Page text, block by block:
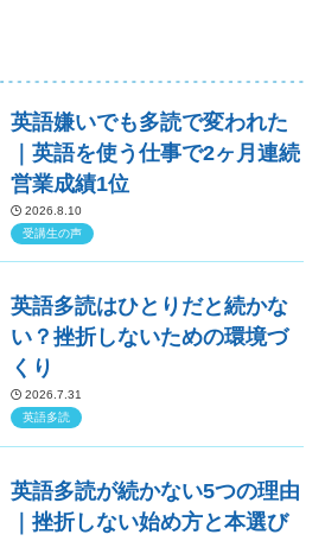
英語嫌いでも多読で変われた
｜英語を使う仕事で2ヶ月連続
営業成績1位
2026.8.10
受講生の声
英語多読はひとりだと続かな
い？挫折しないための環境づ
くり
2026.7.31
英語多読
英語多読が続かない5つの理由
｜挫折しない始め方と本選び